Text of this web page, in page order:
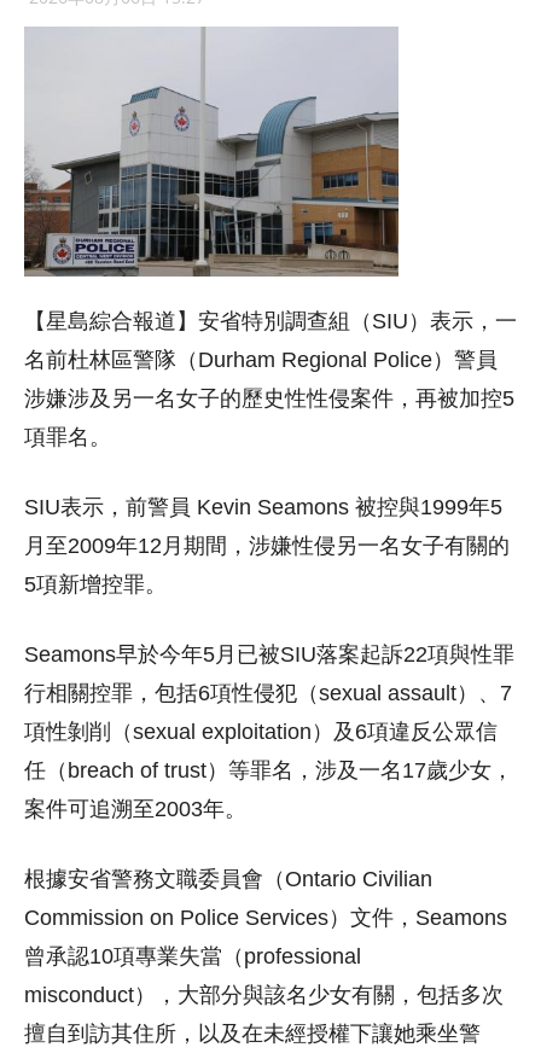
【星島綜合報道】安省特別調查組（SIU）表示，一
名前杜林區警隊（Durham Regional Police）警員
涉嫌涉及另一名女子的歷史性性侵案件，再被加控5
項罪名。
SIU表示，前警員 Kevin Seamons 被控與1999年5
月至2009年12月期間，涉嫌性侵另一名女子有關的
5項新增控罪。
Seamons早於今年5月已被SIU落案起訴22項與性罪
行相關控罪，包括6項性侵犯（sexual assault）、7
項性剝削（sexual exploitation）及6項違反公眾信
任（breach of trust）等罪名，涉及一名17歲少女，
案件可追溯至2003年。
根據安省警務文職委員會（Ontario Civilian
Commission on Police Services）文件，Seamons
曾承認10項專業失當（professional
misconduct），大部分與該名少女有關，包括多次
擅自到訪其住所，以及在未經授權下讓她乘坐警